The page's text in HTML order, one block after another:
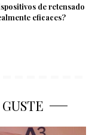
de retensado
eficaces?